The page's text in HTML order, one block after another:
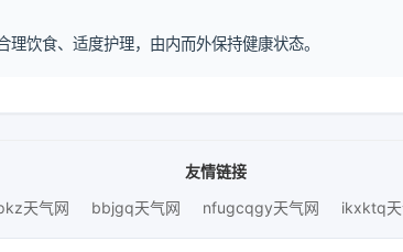
饮食、适度护理，由内而外保持健康状态。
友情链接
天气网 bbjgq天气网 nfugcqgy天气网 ikxktq天